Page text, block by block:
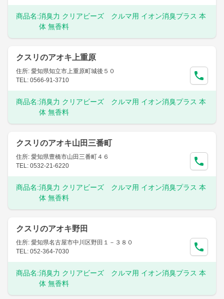
商品名:消臭力 クリアビーズ クルマ用 イオン消臭プラス 本
体 無香料
クスリのアオキ上重原
住所: 愛知県知立市上重原町城後５０
TEL: 0566-91-3710
商品名:消臭力 クリアビーズ クルマ用 イオン消臭プラス 本
体 無香料
クスリのアオキ山田三番町
住所: 愛知県豊橋市山田三番町４６
TEL: 0532-21-6220
商品名:消臭力 クリアビーズ クルマ用 イオン消臭プラス 本
体 無香料
クスリのアオキ野田
住所: 愛知県名古屋市中川区野田１－３８０
TEL: 052-364-7030
商品名:消臭力 クリアビーズ クルマ用 イオン消臭プラス 本
体 無香料